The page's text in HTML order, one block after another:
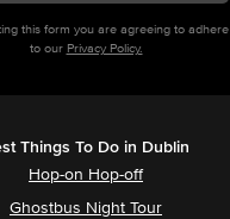
this form you are agreeing to adhere
to our Privacy Policy.
Things To Do in Dublin
Hop-on Hop-off
Ghostbus Night Tour